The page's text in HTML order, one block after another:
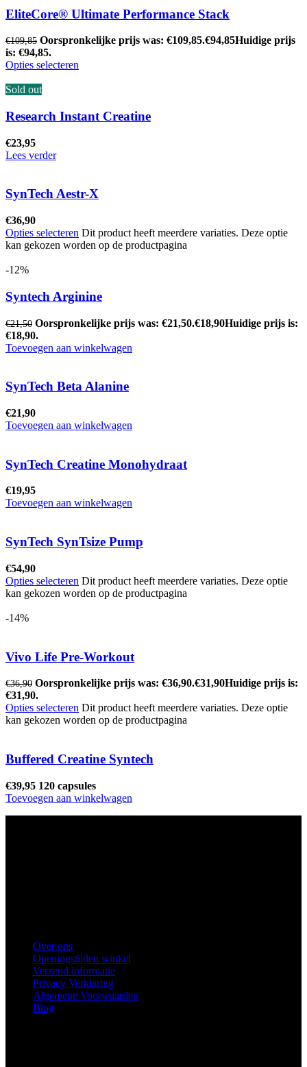
EliteCore® Ultimate Performance Stack
€109,85 Oorspronkelijke prijs was: €109,85.€94,85Huidige prijs
is: €94,85.
Opties selecteren
Sold out
Research Instant Creatine
€23,95
Lees verder
SynTech Aestr-X
€36,90
Opties selecteren Dit product heeft meerdere variaties. Deze optie
kan gekozen worden op de productpagina
-12%
Syntech Arginine
€21,50 Oorspronkelijke prijs was: €21,50.€18,90Huidige prijs is:
€18,90.
Toevoegen aan winkelwagen
SynTech Beta Alanine
€21,90
Toevoegen aan winkelwagen
SynTech Creatine Monohydraat
€19,95
Toevoegen aan winkelwagen
SynTech SynTsize Pump
€54,90
Opties selecteren Dit product heeft meerdere variaties. Deze optie
kan gekozen worden op de productpagina
-14%
Vivo Life Pre-Workout
€36,90 Oorspronkelijke prijs was: €36,90.€31,90Huidige prijs is:
€31,90.
Opties selecteren Dit product heeft meerdere variaties. Deze optie
kan gekozen worden op de productpagina
Buffered Creatine Syntech
€39,95 120 capsules
Toevoegen aan winkelwagen
Over ons
Openingstijden winkel
Verzend informatie
Privacy Verklaring
Algemene Voorwaarden
Blog